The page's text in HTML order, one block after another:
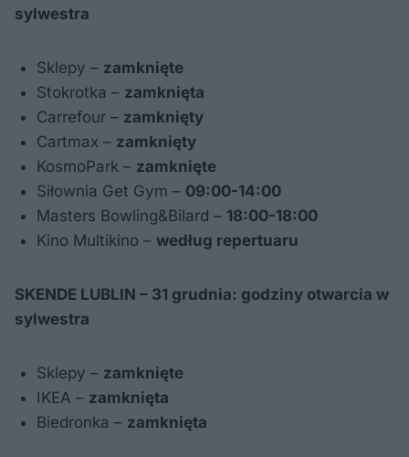
sylwestra
Sklepy – zamknięte
Stokrotka – zamknięta
Carrefour – zamknięty
Cartmax – zamknięty
KosmoPark – zamknięte
Siłownia Get Gym – 09:00-14:00
Masters Bowling&Bilard – 18:00-18:00
Kino Multikino – według repertuaru
SKENDE LUBLIN – 31 grudnia: godziny otwarcia w
sylwestra
Sklepy – zamknięte
IKEA – zamknięta
Biedronka – zamknięta